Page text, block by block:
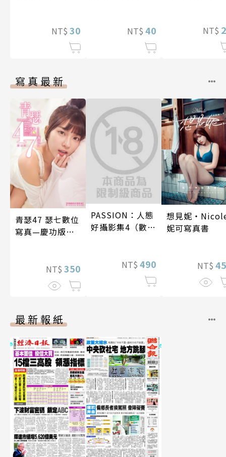
所欲地開發「魔
導語言《Magic
Code》」～ 第
NT$ 30
策劃改革公會 第
NT$ 40
是水火不容NT$
寫真最新
青瑟47 瑟七數位
寫真—慶功版
NT$ 350
PASSION：人態
好攝影集4（數位
NT$ 490
想見妮
妮可寫真書
NT$
最新報紙